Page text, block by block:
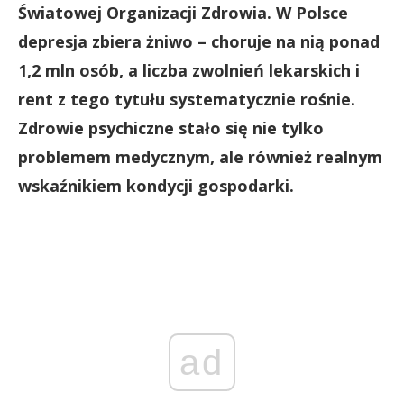
Światowej Organizacji Zdrowia. W Polsce
depresja zbiera żniwo – choruje na nią ponad
1,2 mln osób, a liczba zwolnień lekarskich i
rent z tego tytułu systematycznie rośnie.
Zdrowie psychiczne stało się nie tylko
problemem medycznym, ale również realnym
wskaźnikiem kondycji gospodarki.
ad